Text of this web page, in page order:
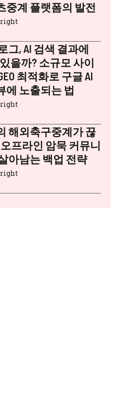
중계 플랫폼의 발전
그, AI 검색 결과에
을까? 소규모 사이
최적화로 구글 AI
에 노출되는 법
해외축구중계가 끊
프라인 암묵 커뮤니
아남는 백업 전략